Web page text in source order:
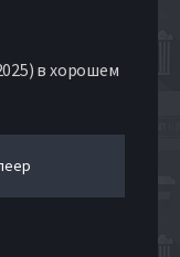
в хорошем